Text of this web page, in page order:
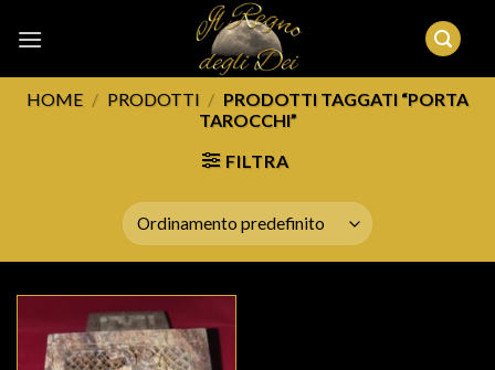
HOME / PRODOTTI / PRODOTTI TAGGATI “PORTA
TAROCCHI”
FILTRA